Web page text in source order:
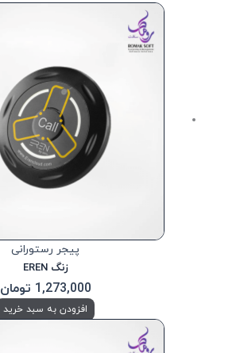
پیجر رستورانی
زنگ EREN
1,273,000 تومان
افزودن به سبد خرید